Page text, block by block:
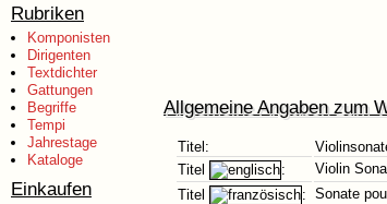
Rubriken
Komponisten
Dirigenten
Textdichter
Gattungen
Begriffe
Tempi
Jahrestage
Kataloge
Einkaufen
Allgemeine Angaben zum
Titel:
Titel
:
Violin
Titel
: Sonate